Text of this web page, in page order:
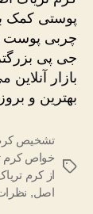
پوستی کمک
چربی پوست
جی پی
بازار
بهترین و
برچسب‌ها
تشخیص کرم
خواص کرم
از کرم
اصل,